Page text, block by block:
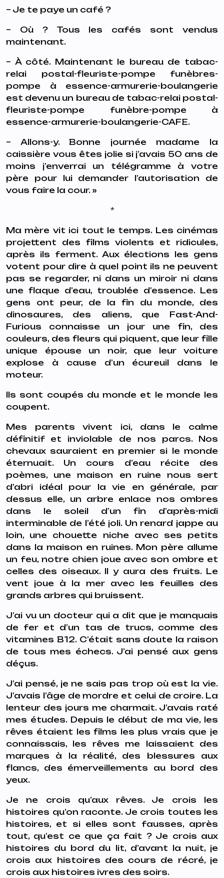
– Je te paye un café ?
– Où ? Tous les cafés sont vendus
maintenant.
– À côté. Maintenant le bureau de tabac-
relai postal-fleuriste-pompe funèbres-
pompe à essence-armurerie-boulangerie
est devenu un bureau de tabac-relai postal-
fleuriste-pompe funèbre-pompe à
essence-armurerie-boulangerie-CAFE.
– Allons-y. Bonne journée madame la
caissière vous êtes jolie si j’avais 50 ans de
moins j’enverrai un télégramme à votre
père pour lui demander l’autorisation de
vous faire la cour. »
*
Ma mère vit ici tout le temps. Les cinémas
projettent des films violents et ridicules,
après ils ferment. Aux élections les gens
votent pour dire à quel point ils ne peuvent
pas se regarder, ni dans un miroir ni dans
une flaque d’eau, troublée d’essence. Les
gens ont peur, de la fin du monde, des
dinosaures, des aliens, que Fast-And-
Furious connaisse un jour une fin, des
couleurs, des fleurs qui piquent, que leur fille
unique épouse un noir, que leur voiture
explose à cause d’un écureuil dans le
moteur.
Ils sont coupés du monde et le monde les
coupent.
Mes parents vivent ici, dans le calme
définitif et inviolable de nos parcs. Nos
chevaux sauraient en premier si le monde
éternuait. Un cours d’eau récite des
poèmes, une maison en ruine nous sert
d’abri idéal pour la vie en générale, par
dessus elle, un arbre enlace nos ombres
dans le soleil d’un fin d’après-midi
interminable de l’été joli. Un renard jappe au
loin, une chouette niche avec ses petits
dans la maison en ruines. Mon père allume
un feu, notre chien joue avec son ombre et
celles des oiseaux. Il y aura des fruits. Le
vent joue à la mer avec les feuilles des
grands arbres qui bruissent.
J’ai vu un docteur qui a dit que je manquais
de fer et d’un tas de trucs, comme des
vitamines B12. C’était sans doute la raison
de tous mes échecs. J’ai pensé aux gens
déçus.
J’ai pensé, je ne sais pas trop où est la vie.
J’avais l’âge de mordre et celui de croire. La
lenteur des jours me charmait. J’avais raté
mes études. Depuis le début de ma vie, les
rêves étaient les films les plus vrais que je
connaissais, les rêves me laissaient des
marques à la réalité, des blessures aux
flancs, des émerveillements au bord des
yeux.
Je ne crois qu’aux rêves. Je crois les
histoires qu’on raconte. Je crois toutes les
histoires, et si elles sont fausses, après
tout, qu’est ce que ça fait ? Je crois aux
histoires du bord du lit, d’avant la nuit, je
crois aux histoires des cours de récré, je
crois aux histoires ivres des soirs.